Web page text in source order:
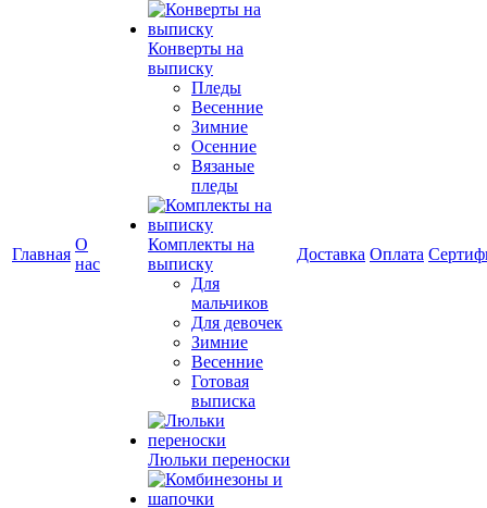
Главная
О
нас
Конверты на
выписку
Пледы
Весенние
Зимние
Осенние
Вязаные
пледы
Комплекты на
выписку
Для
мальчиков
Для девочек
Зимние
Весенние
Готовая
выписка
Люльки переноски
Доставка Оплата